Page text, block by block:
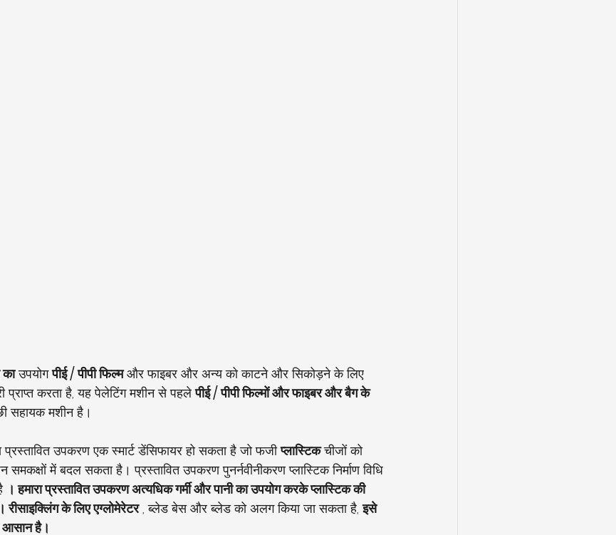
का उपयोग पीई / पीपी फिल्म और फाइबर और अन्य को काटने और सिकोड़ने के लिए
प्राप्त करता है, यह पेलेटिंग मशीन से पहले पीई / पीपी फिल्मों और फाइबर और बैग के
सहायक मशीन है।
प्रस्तावित उपकरण एक स्मार्ट डेंसिफायर हो सकता है जो फजी प्लास्टिक चीजों को
में बदल सकता है। प्रस्तावित उपकरण पुनर्नवीनीकरण प्लास्टिक निर्माण विधि
। हमारा प्रस्तावित उपकरण अत्यधिक गर्मी और पानी का उपयोग करके प्लास्टिक की
के लिए एग्लोमेरेटर , ब्लेड बेस और ब्लेड को अलग किया जा सकता है, इसे
आसान है।